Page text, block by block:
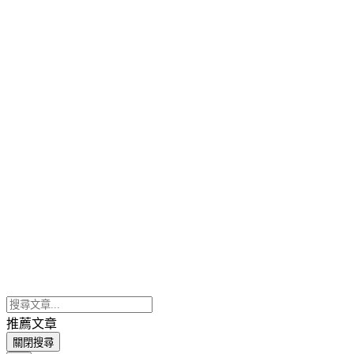
推薦文章
關閉搜尋